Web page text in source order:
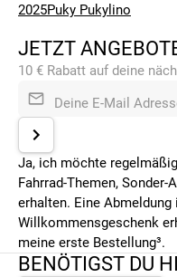
2025Puky Pukylino
JETZT
10 € Rabatt auf deine
Deine E-Mail
Ja, ich möchte
Fahrrad-Themen, Sonder-
erhalten. Eine
Willkommensgeschenk
meine erste Bestellung³.
BENÖTIGST DU